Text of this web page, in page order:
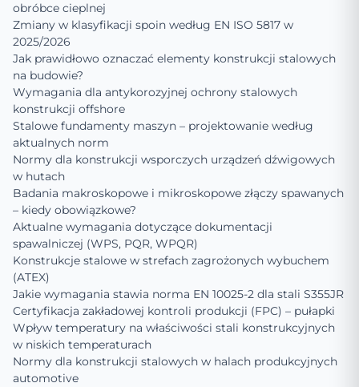
obróbce cieplnej
Zmiany w klasyfikacji spoin według EN ISO 5817 w
2025/2026
Jak prawidłowo oznaczać elementy konstrukcji stalowych
na budowie?
Wymagania dla antykorozyjnej ochrony stalowych
konstrukcji offshore
Stalowe fundamenty maszyn – projektowanie według
aktualnych norm
Normy dla konstrukcji wsporczych urządzeń dźwigowych
w hutach
Badania makroskopowe i mikroskopowe złączy spawanych
– kiedy obowiązkowe?
Aktualne wymagania dotyczące dokumentacji
spawalniczej (WPS, PQR, WPQR)
Konstrukcje stalowe w strefach zagrożonych wybuchem
(ATEX)
Jakie wymagania stawia norma EN 10025-2 dla stali S355JR
Certyfikacja zakładowej kontroli produkcji (FPC) – pułapki
Wpływ temperatury na właściwości stali konstrukcyjnych
w niskich temperaturach
Normy dla konstrukcji stalowych w halach produkcyjnych
automotive